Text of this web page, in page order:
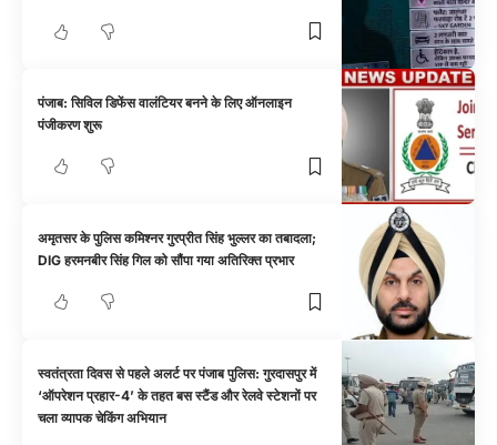
पंजाब: सिविल डिफेंस वालंटियर बनने के लिए ऑनलाइन
पंजीकरण शुरू
अमृतसर के पुलिस कमिश्नर गुरप्रीत सिंह भुल्लर का तबादला;
DIG हरमनबीर सिंह गिल को सौंपा गया अतिरिक्त प्रभार
स्वतंत्रता दिवस से पहले अलर्ट पर पंजाब पुलिस: गुरदासपुर में
‘ऑपरेशन प्रहार-4’ के तहत बस स्टैंड और रेलवे स्टेशनों पर
चला व्यापक चेकिंग अभियान